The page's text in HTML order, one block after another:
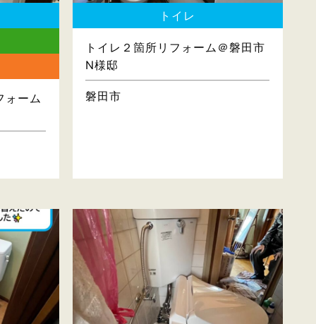
ォーム
トイレ
トイレ２箇所リフォーム＠磐田市
N様邸
磐田市